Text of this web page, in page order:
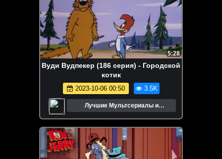
5:28
Вуди Вудпекер (186 серия) - Городской
котик
2023-10-06 00:50 3.5K
Лучшие Мультсериалы и
Мультфильмы